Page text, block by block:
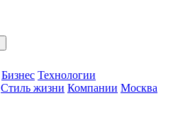
Бизнес Технологии
Стиль жизни Компании Москва